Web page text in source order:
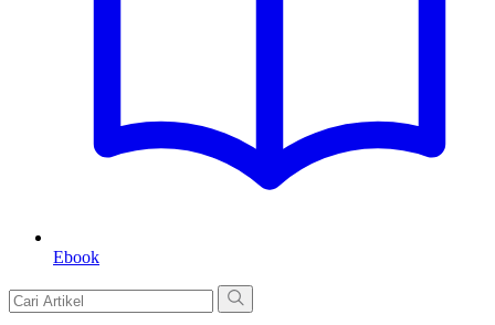
Ebook